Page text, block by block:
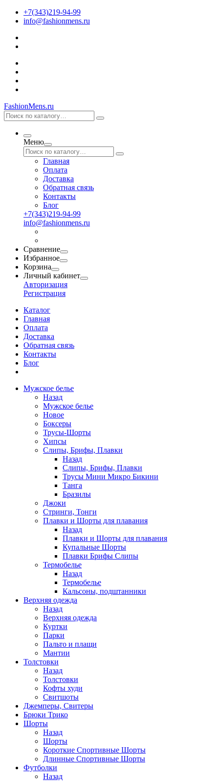
+7(343)219-94-99
info@fashionmens.ru
FashionMens.ru
Меню
Главная
Оплата
Доставка
Обратная связь
Контакты
Блог
+7(343)219-94-99
info@fashionmens.ru
Сравнение
Избранное
Корзина
Личный кабинет
Авторизация
Регистрация
Каталог
Главная
Оплата
Доставка
Обратная связь
Контакты
Блог
Мужское белье
Назад
Мужское белье
Новое
Боксеры
Трусы-Шорты
Хипсы
Слипы, Брифы, Плавки
Назад
Слипы, Брифы, Плавки
Трусы Мини Микро Бикини
Танга
Бразилы
Джоки
Стринги, Тонги
Плавки и Шорты для плавания
Назад
Плавки и Шорты для плавания
Купальные Шорты
Плавки Брифы Слипы
Термобелье
Назад
Термобелье
Кальсоны, подштанники
Верхняя одежда
Назад
Верхняя одежда
Куртки
Парки
Пальто и плащи
Мантии
Толстовки
Назад
Толстовки
Кофты худи
Свитшоты
Джемперы, Свитеры
Брюки Трико
Шорты
Назад
Шорты
Короткие Спортивные Шорты
Длинные Спортивные Шорты
Футболки
Назад